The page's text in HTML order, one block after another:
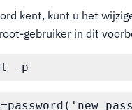
kent, kunt u het
gebruiker in dit